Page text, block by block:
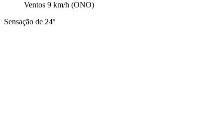
Ventos 9 km/h (ONO)
Sensação de 24º